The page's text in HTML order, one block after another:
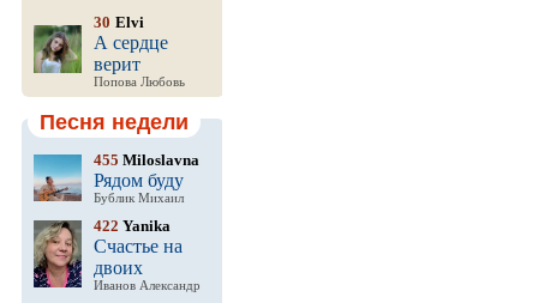
30 Elvi
А сердце
верит
Попова Любовь
Песня недели
455 Miloslavna
Рядом буду
Бублик Михаил
422 Yanika
Счастье на
двоих
Иванов Александр